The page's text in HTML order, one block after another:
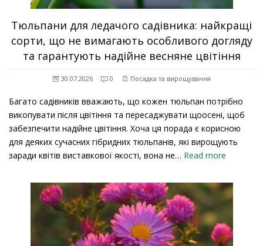
Тюльпани для ледачого садівника: найкращі
сорти, що не вимагають особливого догляду
та гарантують надійне весняне цвітіння
30.07.2026 0 Посадка та вирощування
Багато садівників вважають, що кожен тюльпан потрібно
викопувати після цвітіння та пересаджувати щоосені, щоб
забезпечити надійне цвітіння. Хоча ця порада є корисною
для деяких сучасних гібридних тюльпанів, які вирощують
заради квітів виставкової якості, вона не… Read more